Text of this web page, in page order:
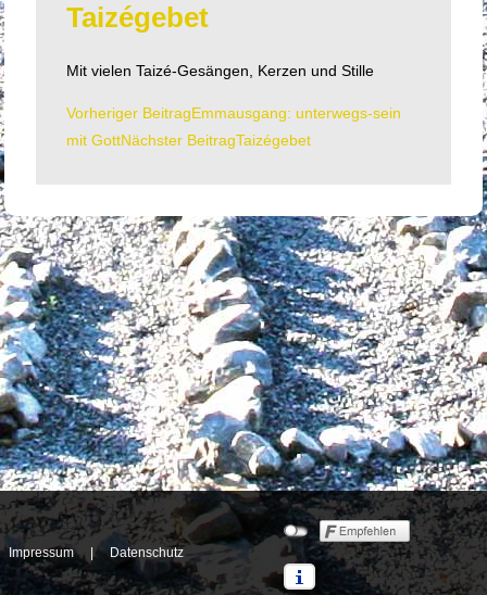
Taizégebet
Mit vielen Taizé-Gesängen, Kerzen und Stille
Beitrags-
Vorheriger BeitragEmmausgang: unterwegs-sein
mit GottNächster BeitragTaizégebet
Impressum | Datenschutz